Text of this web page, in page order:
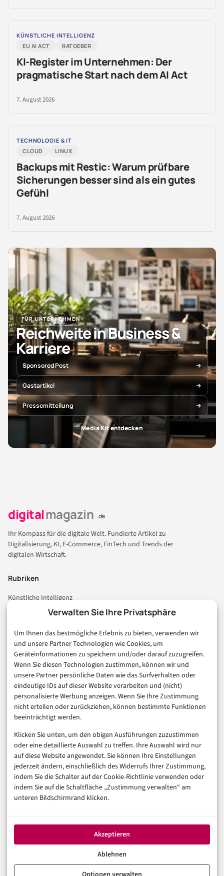
Verwalten Sie Ihre Privatsphäre
Um Ihnen das bestmögliche Erlebnis zu bieten, verwenden wir
und unsere Partner Technologien wie Cookies, um
Geräteinformationen zu speichern und/oder darauf zuzugreifen.
Wenn Sie diesen Technologien zustimmen, können wir und
unsere Partner persönliche Daten wie das Surfverhalten oder
eindeutige IDs auf dieser Website verarbeiten und (nicht)
personalisierte Werbung anzeigen. Wenn Sie Ihre Zustimmung
nicht erteilen oder zurückziehen, können bestimmte Funktionen
beeinträchtigt werden.
Klicken Sie unten, um den obigen Ausführungen zuzustimmen
oder eine detaillierte Auswahl zu treffen. Ihre Auswahl wird nur
auf diese Website angewendet. Sie können Ihre Einstellungen
jederzeit ändern, einschließlich des Widerrufs Ihrer Zustimmung,
indem Sie die Schalter auf der Cookie-Richtlinie verwenden oder
indem Sie auf die Schaltfläche „Zustimmung verwalten“ am
unteren Bildschirmrand klicken.
Akzeptieren
Ablehnen
KÜNSTLICHE INTELLIGENZ
EU AI ACT
RATGEBER
KI-Register im Unternehmen: Der
pragmatische Start nach dem AI Act
7. August 2026
TECHNOLOGIE & IT
CLOUD
LINUX
Backups mit Restic: Warum prüfbare
Sicherungen besser sind als ein gutes
Gefühl
7. August 2026
FÜR UNTERNEHMEN
Reichweite in Business &
Karriere
Sponsored Post
Gastartikel
Pressemitteilung
Media Kit entdecken
digitalmagazin .de
Ihr Kompass für die digitale Welt. Fundierte Artikel zu
Digitalisierung, KI, E-Commerce, FinTech und Trends der
digitalen Wirtschaft.
Rubriken
Künstliche Intelligenz
Technologie & IT
Consumer & Digital Life
Marketing
Finanzen & FinTech
Business & Karriere
Sicherheit & Recht
Digitalisierung
Marketing
Magazin
Unsere Redaktion
Werbeformate & Media Kit
Rechtliches
Datenschutzerklärung (EU)
Cookie-Richtlinie (EU)